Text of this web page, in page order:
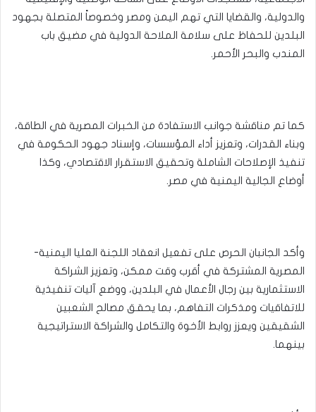
والدولية، والقضايا التي تهم اليمن ومصر وخصوصاً المتصلة بجهود
البلدين للحفاظ على سلامة الملاحة الدولية في مضيق باب
المندب والبحر الأحمر.
كما تم مناقشة جوانب الاستفادة من الخبرات المصرية في الطاقة،
وبناء القدرات، وتعزيز أداء المؤسسات، وإسناد جهود الحكومة في
تنفيذ الإصلاحات الشاملة وتحقيق الاستقرار الاقتصادي، وكذا
أوضاع الجالية اليمنية في مصر.
وأكد الجانبان الحرص على تفعيل انعقاد اللجنة العليا اليمنية-
المصرية المشتركة في أقرب وقت ممكن، وتعزيز الشراكة
الاستثمارية بين رجال الأعمال في البلدين، ووضع آليات تنفيذية
للاتفاقيات ومذكرات التفاهم، بما يحقق مصالح الشعبين
الشقيقين ويعزز روابط الأخوة والتكامل والشراكة الاستراتيجية
بينهما.